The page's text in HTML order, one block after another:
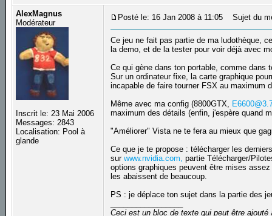
AlexMagnus
Modérateur
Inscrit le: 23 Mai 2006
Messages: 2843
Localisation: Pool à
glande
Posté le: 16 Jan 2008 à 11:05 Sujet du
Ce jeu ne fait pas partie de ma ludothèque,
la demo, et de la tester pour voir déjà avec
Ce qui gène dans ton portable, comme dans
Sur un ordinateur fixe, la carte graphique
incapable de faire tourner FSX au maximum
Même avec ma config (8800GTX,
maximum des détails (enfin, j'espère quand
"Améliorer" Vista ne te fera au mieux que
Ce que je te propose : télécharger les
surwww.nvidia.com, partie Télécharger/
options graphiques peuvent être mises
les abaissent de beaucoup.
PS : je déplace ton sujet dans la partie des
Ceci est un bloc de texte qui peut être